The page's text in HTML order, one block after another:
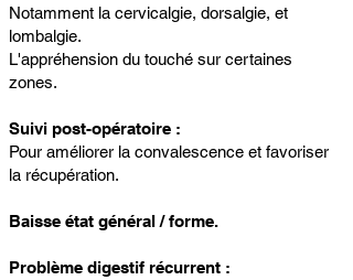
Notamment la cervicalgie, dorsalgie, et
lombalgie.
L'appréhension du touché sur certaines
zones.
Suivi post-opératoire :
Pour améliorer la convalescence et favoriser
la récupération.
Baisse état général / forme.
Problème digestif récurrent :